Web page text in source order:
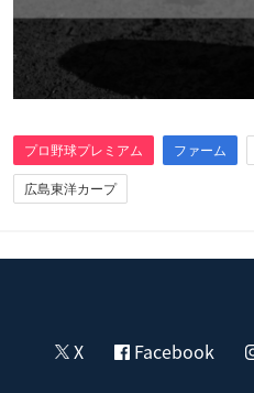
プロ野球プレミアム ファーム
広島東洋カープ
X Facebook